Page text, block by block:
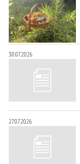
30.07.2026
27.07.2026